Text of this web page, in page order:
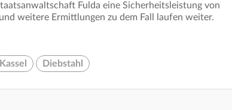
Fulda eine Sicherheitsleistung von
weitere Ermittlungen zu dem Fall laufen weiter.
Kassel Diebstahl